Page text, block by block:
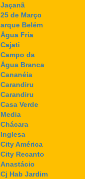
Jaçanã
25 de Março
arque Belém
Água Fria
Cajati
Campo da
Água Branca
Cananéia
Carandiru
Carandiru
Casa Verde
Media
Chácara
Inglesa
City América
City Recanto
Anastácio
Cj Hab Jardim